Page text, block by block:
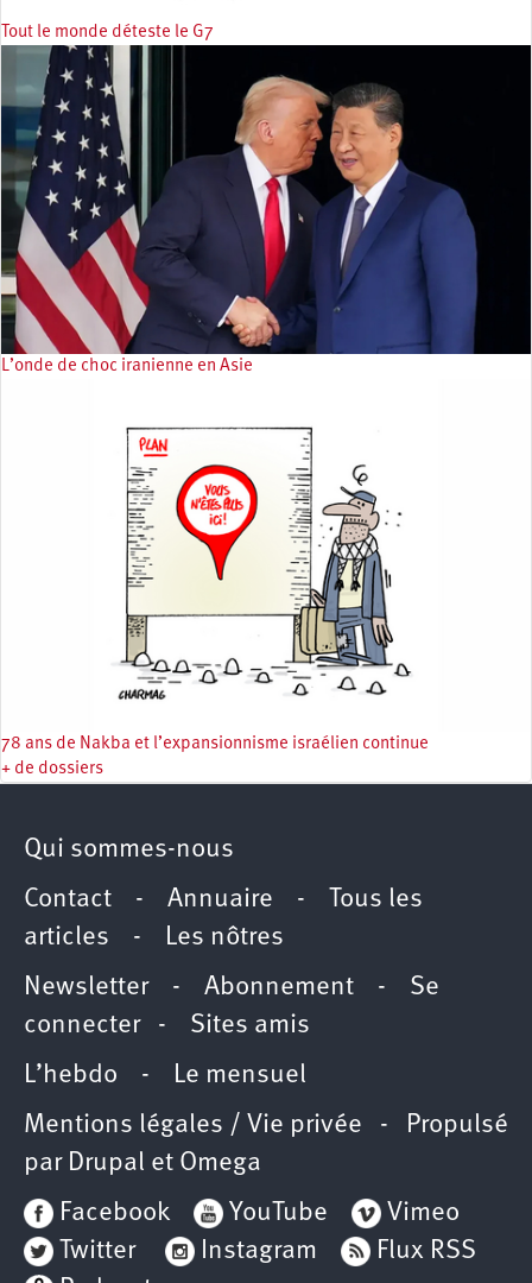
Tout le monde déteste le G7
L’onde de choc iranienne en Asie
78 ans de Nakba et l’expansionnisme israélien continue
+ de dossiers
Qui sommes-nous
Contact - Annuaire -
Tous les
articles - Les nôtres
Newsletter- Abonnement - Se
connecter- Sites amis
L’hebdo - Le mensuel
Mentions légales / Vie privée - Propulsé
par Drupal et Omega
Facebook
YouTube
Vimeo
Twitter
Instagram
Flux RSS